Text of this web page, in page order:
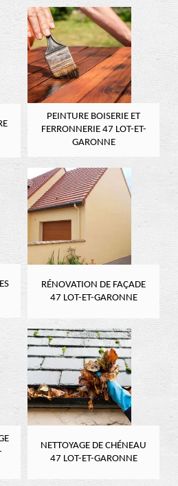
PEINTURE BOISERIE ET
FERRONNERIE 47 LOT-ET-
GARONNE
RÉNOVATION DE FAÇADE
47 LOT-ET-GARONNE
NETTOYAGE DE CHÉNEAU
47 LOT-ET-GARONNE